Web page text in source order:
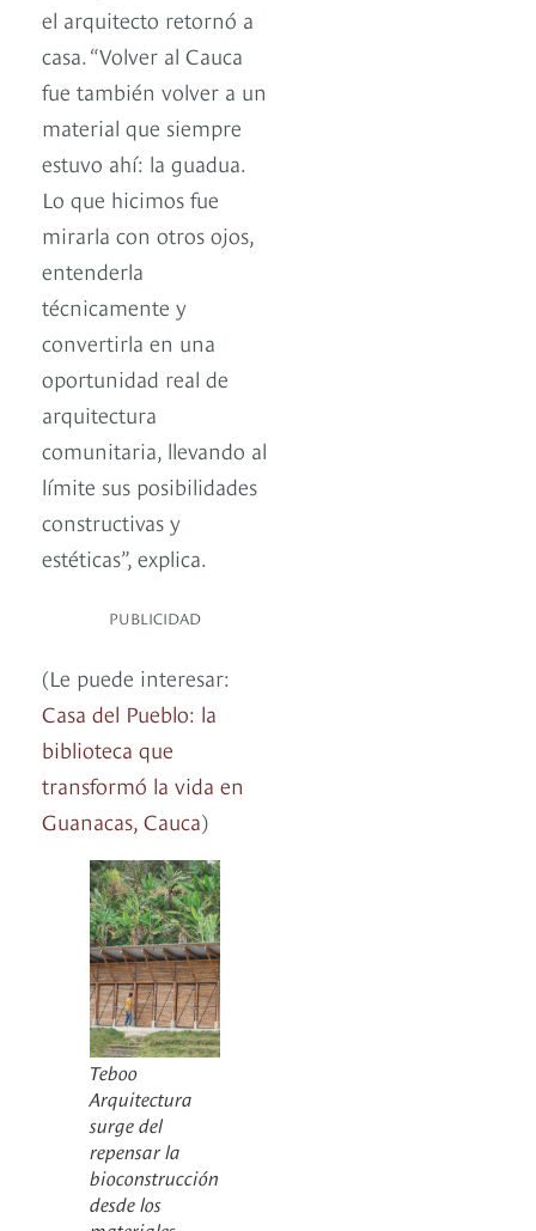
el arquitecto retornó a
casa. “Volver al Cauca
fue también volver a un
material que siempre
estuvo ahí: la guadua.
Lo que hicimos fue
mirarla con otros ojos,
entenderla
técnicamente y
convertirla en una
oportunidad real de
arquitectura
comunitaria, llevando al
límite sus posibilidades
constructivas y
estéticas”, explica.
PUBLICIDAD
(Le puede interesar:
Casa del Pueblo: la
biblioteca que
transformó la vida en
Guanacas, Cauca)
Teboo
Arquitectura
surge del
repensar la
bioconstrucción
desde los